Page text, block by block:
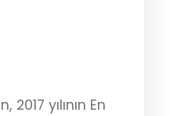
yılının En